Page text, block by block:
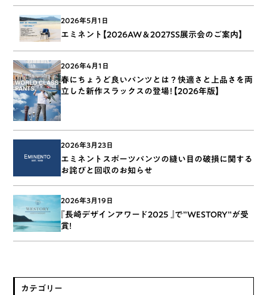
2026年5月1日
エミネント【2026AW＆2027SS展示会のご案内】
2026年4月1日
春にちょうど良いパンツとは？快適さと上品さを両
立した新作スラックスの登場！【2026年版】
2026年3月23日
エミネントスポーツパンツの縫い目の破損に関する
お詫びと回収のお知らせ
2026年3月19日
『長崎デザインアワード2025 』で”WESTORY”が受
賞!
カテゴリー